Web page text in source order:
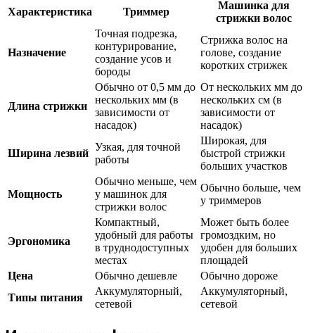
Характеристика Триммер
Машинка для
стрижки волос
Назначение
Точная подрезка,
контурирование,
создание усов и
бороды
Стрижка волос на
голове, создание
коротких стрижек
Длина стрижки
Обычно от 0,5 мм до
нескольких мм (в
зависимости от
насадок)
От нескольких мм до
нескольких см (в
зависимости от
насадок)
Ширина лезвий
Узкая, для точной
работы
Широкая, для
быстрой стрижки
больших участков
Мощность
Обычно меньше, чем
у машинок для
стрижки волос
Обычно больше, чем
у триммеров
Эргономика
Компактный,
удобный для работы
в труднодоступных
местах
Может быть более
громоздким, но
удобен для больших
площадей
Цена
Обычно дешевле
Обычно дороже
Типы питания
Аккумуляторный,
сетевой
Аккумуляторный,
сетевой